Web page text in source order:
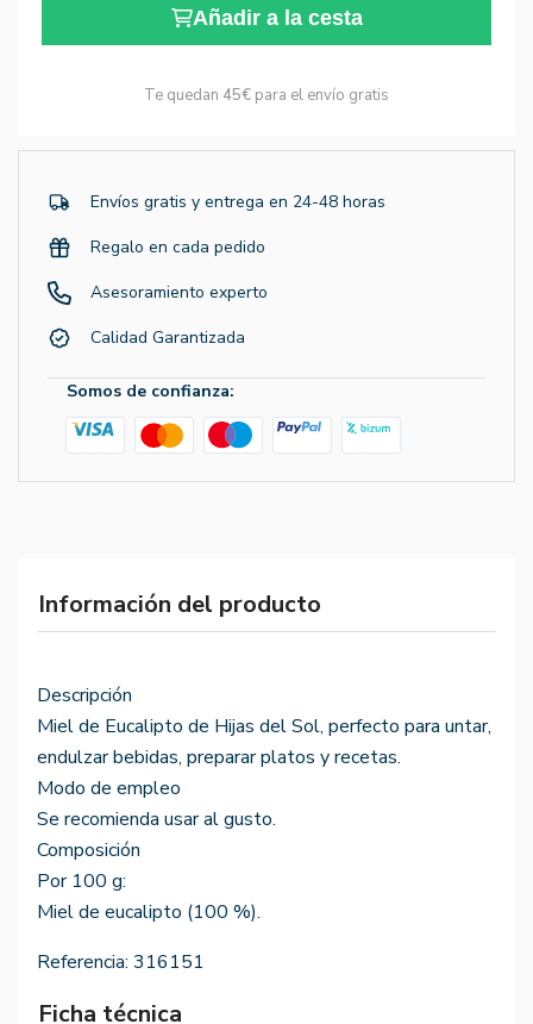
Añadir a la cesta
Te quedan 45€ para el envío gratis
Envíos gratis y entrega en 24-48 horas
Regalo en cada pedido
Asesoramiento experto
Calidad Garantizada
Somos de confianza:
Información del producto
Descripción
Miel de Eucalipto de Hijas del Sol, perfecto para untar,
endulzar bebidas, preparar platos y recetas.
Modo de empleo
Se recomienda usar al gusto.
Composición
Por 100 g:
Miel de eucalipto (100 %).
Referencia: 316151
Ficha técnica